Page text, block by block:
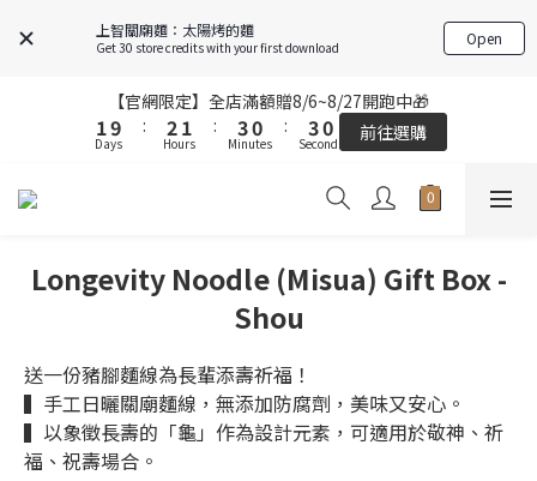
上智關廟麵：太陽烤的麵
Get 30 store credits with your first download Open
【官網限定】全店滿額贈8/6~8/27開跑中🎁
5
4
1
0
9
8
3
0
Days
:
6
5
3
2
1
5
4
2
1
0
Hours
:
7
6
4
3
2
4
3
1
0
Minutes
:
6
4
3
2
3
1
0
Seconds 前往選購
【官網限定】全店滿額贈8/6~8/27開跑中🎁
5
4
1
0
9
8
3
0
Days
:
6
5
3
2
1
5
4
2
1
0
Hours
:
7
6
4
3
2
4
3
1
0
Minutes
:
6
4
3
2
3
1
0
Seconds 前往選購
FREE SHIPPING on 7-11 pickup orders over NT$439
【結帳提醒】下單前請再次確認品項及數量。修改、取消訂單請洽
客服，線上付款退款將酌收金流手續費。
【官網限定】全店滿額贈8/6~8/27開跑中🎁
5
2
1
0
9
8
7
6
Days
:
3
2
1
0
5
2
1
0
Hours
:
7
6
5
4
3
2
1
9
4
3
2
1
0
Minutes
:
7
2
1
9
7
4
Seconds 前往選購
Longevity Noodle (Misua) Gift Box -
Shou
送一份豬腳麵線為長輩添壽祈福！
▍手工日曬關廟麵線，無添加防腐劑，美味又安心。
▍以象徵長壽的「龜」作為設計元素，可適用於敬神、祈
福、祝壽場合。